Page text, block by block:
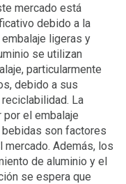
mercado está
debido a la
ligeras y
se utilizan
particularmente
debido a sus
La
el embalaje
son factores
Además, los
de aluminio y el
se espera que